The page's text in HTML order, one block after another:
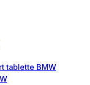
tablette BMW